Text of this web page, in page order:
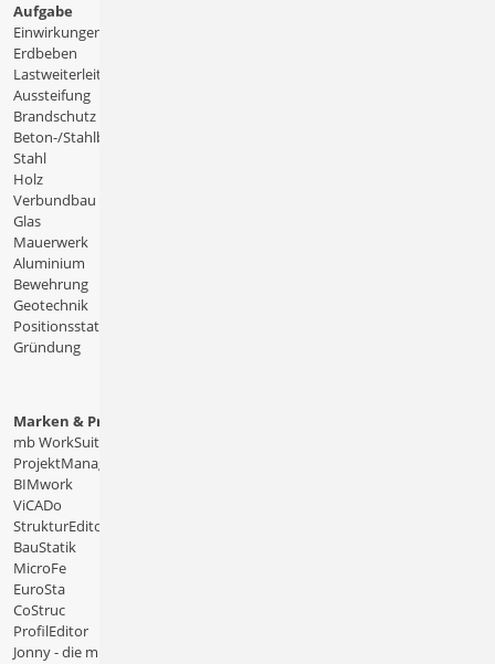
Aufgabe
Einwirkungen
Erdbeben
Lastweiterleitung
Aussteifung
Brandschutz
Beton-/Stahlbeton
Stahl
Holz
Verbundbau
Glas
Mauerwerk
Aluminium
Bewehrung
Geotechnik
Positionsstatik
Gründung
Marken & Produkte
mb WorkSuite
ProjektManager
BIMwork
ViCADo
StrukturEditor
BauStatik
MicroFe
EuroSta
CoStruc
ProfilEditor
Jonny - die mb-App